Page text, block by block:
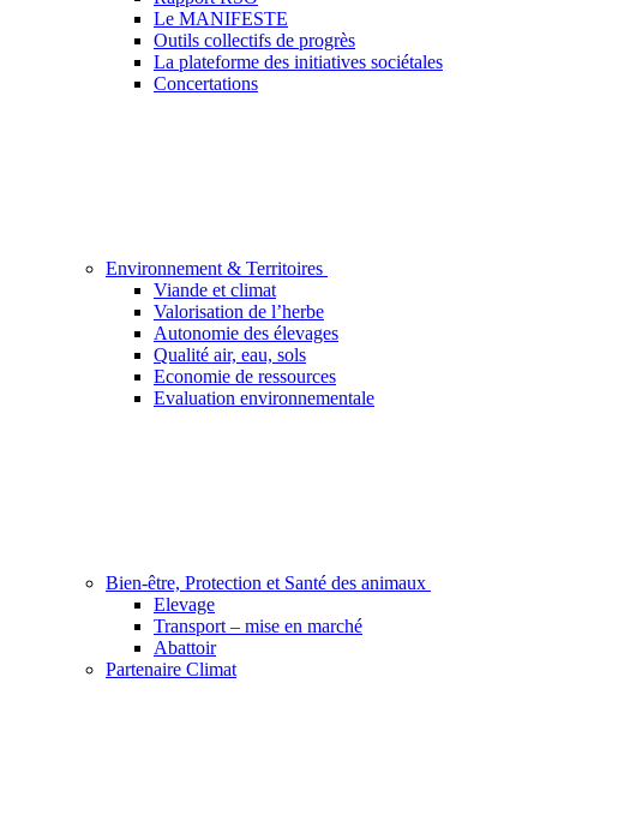
Le MANIFESTE
Outils collectifs de progrès
La plateforme des initiatives sociétales
Concertations
Environnement & Territoires
Viande et climat
Valorisation de l’herbe
Autonomie des élevages
Qualité air, eau, sols
Economie de ressources
Evaluation environnementale
Bien-être, Protection et Santé des animaux
Elevage
Transport – mise en marché
Abattoir
Partenaire Climat